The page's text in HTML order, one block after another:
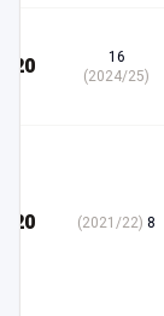
16
2024/25
)
20
2021/22
)
20